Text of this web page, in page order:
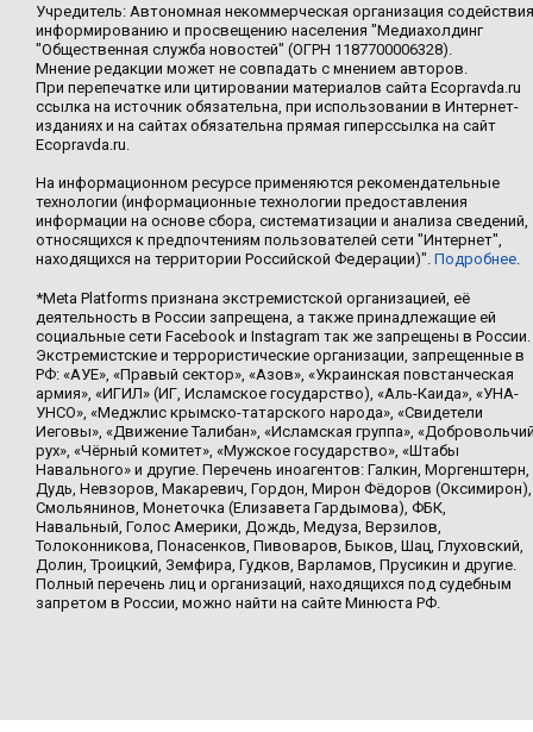
Учредитель: Автономная некоммерческая организация содействия
информированию и просвещению населения "Медиахолдинг
"Общественная служба новостей" (ОГРН 1187700006328).
Мнение редакции может не совпадать с мнением авторов.
При перепечатке или цитировании материалов сайта Ecopravda.ru
ссылка на источник обязательна, при использовании в Интернет-
изданиях и на сайтах обязательна прямая гиперссылка на сайт
Ecopravda.ru.
На информационном ресурсе применяются рекомендательные
технологии (информационные технологии предоставления
информации на основе сбора, систематизации и анализа сведений,
относящихся к предпочтениям пользователей сети "Интернет",
находящихся на территории Российской Федерации)". Подробнее
*Meta Platforms признана экстремистской организацией, её
деятельность в России запрещена, а также принадлежащие ей
социальные сети Facebook и Instagram так же запрещены в России.
Экстремистские и террористические организации, запрещенные в
РФ: «АУЕ», «Правый сектор», «Азов», «Украинская повстанческая
армия», «ИГИЛ» (ИГ, Исламское государство), «Аль-Каида», «УНА-
УНСО», «Меджлис крымско-татарского народа», «Свидетели
Иеговы», «Движение Талибан», «Исламская группа»,
рух», «Чёрный комитет», «Мужское государство», «Штабы
Навального» и другие. Перечень иноагентов: Галкин, Моргенштерн,
Дудь, Невзоров, Макаревич, Гордон, Мирон Фёдоров (Оксимирон),
Смольянинов, Монеточка (Елизавета Гардымова), ФБК,
Навальный, Голос Америки, Дождь, Медуза, Верзилов,
Толоконникова, Понасенков, Пивоваров, Быков, Шац, Глуховский,
Долин, Троицкий, Земфира, Гудков, Варламов, Прусикин и другие.
Полный перечень лиц и организаций, находящихся под судебным
запретом в России, можно найти на сайте Минюста РФ.